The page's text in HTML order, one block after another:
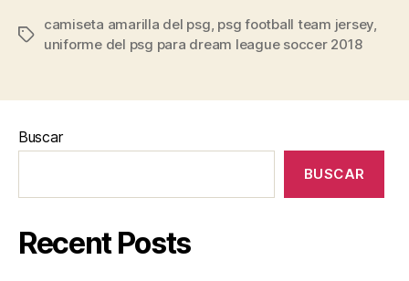
Etiquetas
camiseta amarilla del psg, psg football team jersey,
uniforme del psg para dream league soccer 2018
Buscar
BUSCAR
Recent Posts